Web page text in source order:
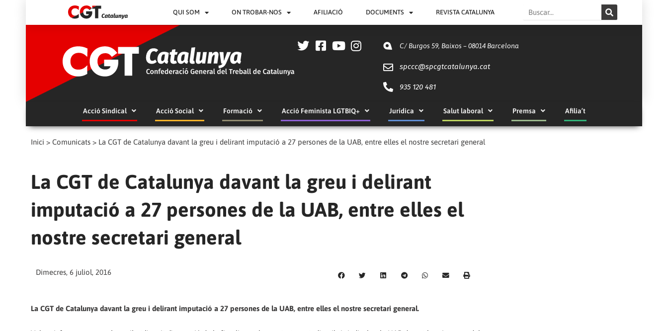
QUI SOM ON TROBAR-NOS AFILIACIÓ DOCUMENTS REVISTA CATALUNYA Search
C/ Burgos 59, Baixos – 08014 Barcelona
spccc@spcgtcatalunya.cat
935 120 481
Acció Sindical Acció Social Formació Acció Feminista LGTBIQ+ Jurídica Salut laboral Premsa Afilia’t
Inici > Comunicats > La CGT de Catalunya davant la greu i delirant imputació a 27 persones de la UAB, entre elles el nostre secretari general
La CGT de Catalunya davant la greu i delirant
imputació a 27 persones de la UAB, entre elles el
nostre secretari general
Dimecres, 6 juliol, 2016
La CGT de Catalunya davant la greu i delirant imputació a 27 persones de la UAB, entre elles el nostre secretari general.